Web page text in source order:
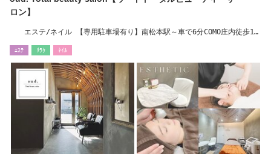
ロン】
エステ/ネイル 【専用駐車場有り】南松本駅～車で6分COMO庄内徒歩1
ｴｽﾃ ﾘﾗｸ ﾈｲﾙ